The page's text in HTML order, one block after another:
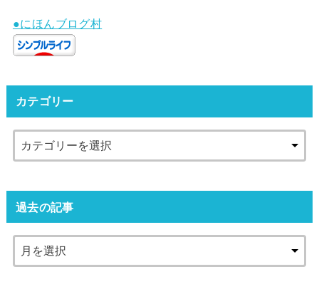
●にほんブログ村
カテゴリー
過去の記事